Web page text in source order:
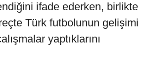
ifade ederken, birlikte
Türk futbolunun gelişimi
yaptıklarını